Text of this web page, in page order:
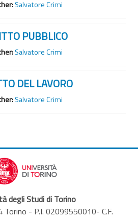
Salvatore Crimi
PUBBLICO
Salvatore Crimi
DEL LAVORO
Salvatore Crimi
degli Studi di Torino
Torino - P.I. 02099550010- C.F.